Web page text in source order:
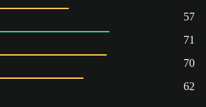
57
71
70
62